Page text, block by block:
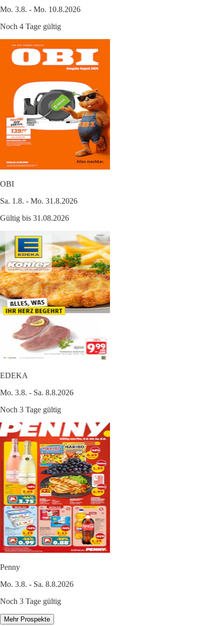
Mo. 3.8. - Mo. 10.8.2026
Noch 4 Tage gültig
OBI
Sa. 1.8. - Mo. 31.8.2026
Gültig bis 31.08.2026
EDEKA
Mo. 3.8. - Sa. 8.8.2026
Noch 3 Tage gültig
Penny
Mo. 3.8. - Sa. 8.8.2026
Noch 3 Tage gültig
Mehr Prospekte